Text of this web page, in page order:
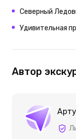
Северный
Удивительная
Автор